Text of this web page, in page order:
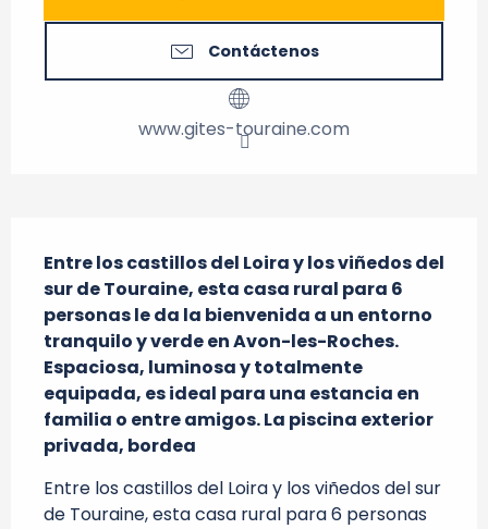
Contáctenos
www.gites-touraine.com
Entre los castillos del Loira y los viñedos del
sur de Touraine, esta casa rural para 6
personas le da la bienvenida a un entorno
tranquilo y verde en Avon-les-Roches.
Espaciosa, luminosa y totalmente
equipada, es ideal para una estancia en
familia o entre amigos. La piscina exterior
privada, bordea
Entre los castillos del Loira y los viñedos del sur
de Touraine, esta casa rural para 6 personas